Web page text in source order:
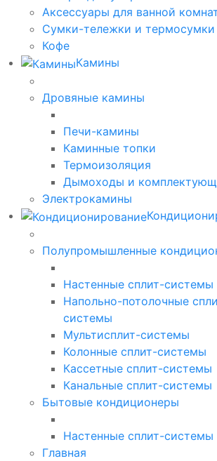
Аксессуары для ванной
Сумки-тележки и термосумки
Кофе
Камины
Дровяные камины
Печи-камины
Каминные топки
Термоизоляция
Дымоходы и
Электрокамины
Полупромышленные
Настенные сплит-системы
Напольно-потолочные
системы
Мультисплит-системы
Колонные сплит-системы
Кассетные сплит-системы
Канальные сплит-системы
Бытовые кондиционеры
Настенные сплит-системы
Главная